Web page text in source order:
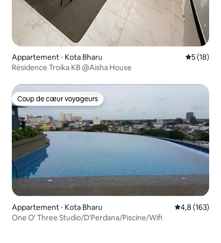
Appartement ⋅ Kota Bharu
5 (18)
Résidence Troika KB @Aisha House
Coup de cœur voyageurs
Coup de cœur voyageurs
Appartement ⋅ Kota Bharu Évaluation
4,8 (163)
One O' Three Studio/D'Perdana/Piscine/Wifi